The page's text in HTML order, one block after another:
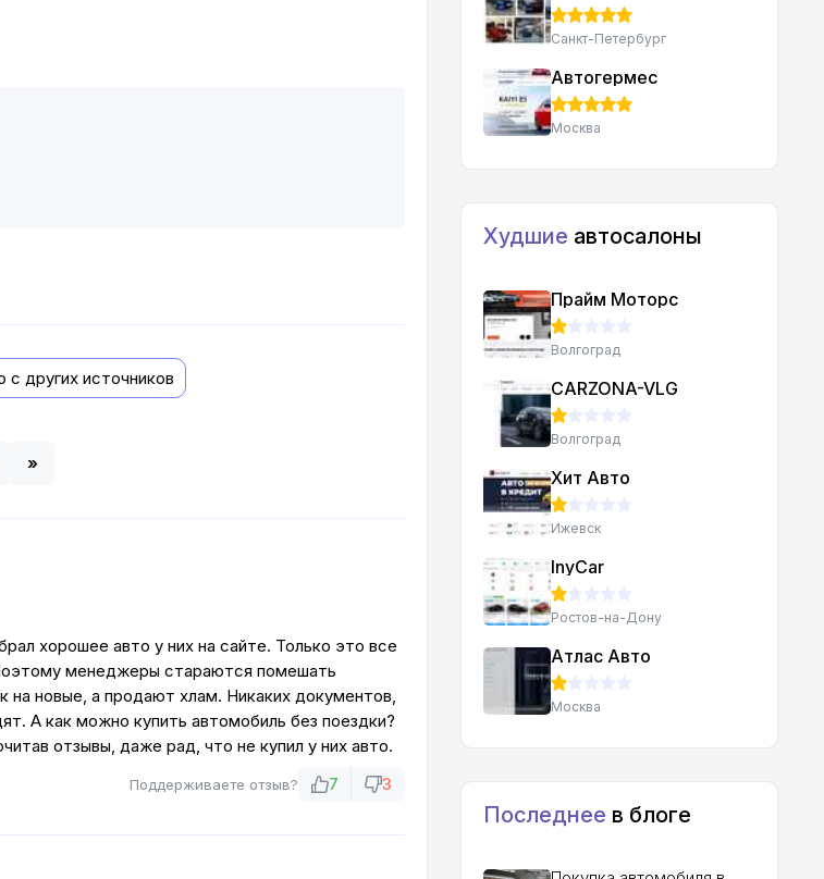
с других источников
»
хорошее авто у них на сайте. Только это все
менеджеры стараются помешать
на новые, а продают хлам. Никаких документов,
А как можно купить автомобиль без поездки?
отзывы, даже рад, что не купил у них авто.
Поддерживаете отзыв? 7 3
Санкт-Петербург
Автогермес
Москва
Худшие автосалоны
Прайм Моторс
Волгоград
CARZONA-VLG
Волгоград
Хит Авто
Ижевск
InyCar
Ростов-на-Дону
Атлас Авто
Москва
Последнее в блоге